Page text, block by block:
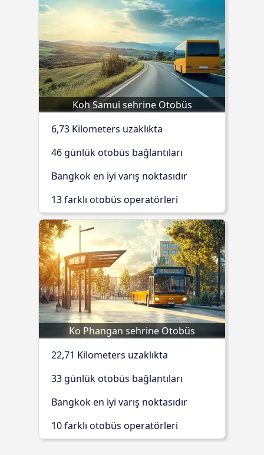
Koh Samui sehrine Otobüs
6,73 Kilometers uzaklıkta
46 günlük otobüs bağlantıları
Bangkok en iyi varış noktasıdır
13 farklı otobüs operatörleri
Ko Phangan sehrine Otobüs
22,71 Kilometers uzaklıkta
33 günlük otobüs bağlantıları
Bangkok en iyi varış noktasıdır
10 farklı otobüs operatörleri